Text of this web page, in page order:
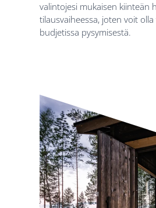
valintojesi mukaisen kiinteän
tilausvaiheessa, joten voit olla
budjetissa pysymisestä.